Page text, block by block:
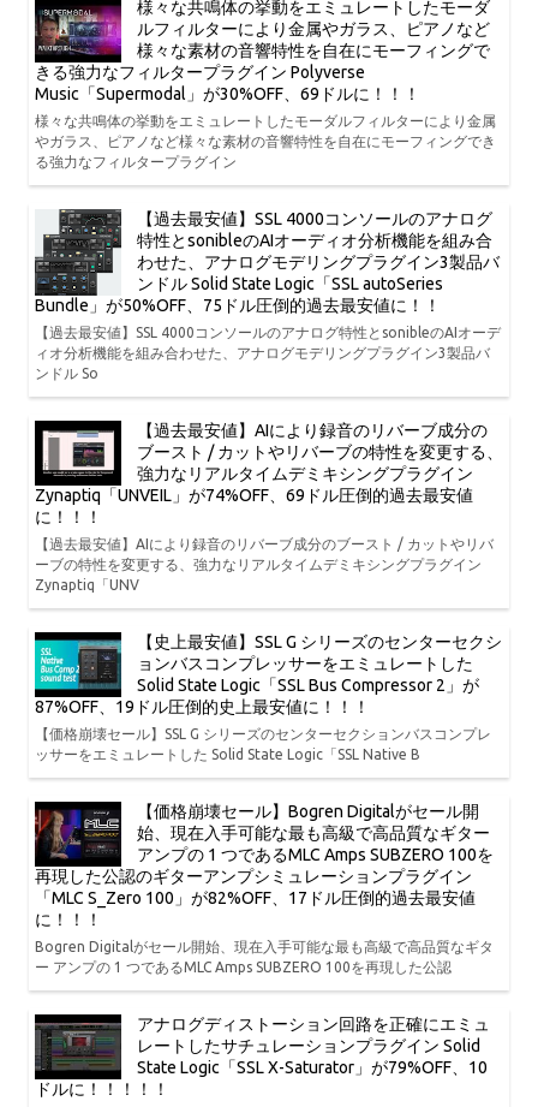
様々な共鳴体の挙動をエミュレートしたモーダ
ルフィルターにより金属やガラス、ピアノなど
様々な素材の音響特性を自在にモーフィングで
きる強力なフィルタープラグイン Polyverse
Music「Supermodal」が30%OFF、69ドルに！！！
様々な共鳴体の挙動をエミュレートしたモーダルフィルターにより金属
やガラス、ピアノなど様々な素材の音響特性を自在にモーフィングでき
る強力なフィルタープラグイン
【過去最安値】SSL 4000コンソールのアナログ
特性とsonibleのAIオーディオ分析機能を組み合
わせた、アナログモデリングプラグイン3製品バ
ンドル Solid State Logic「SSL autoSeries
Bundle」が50%OFF、75ドル圧倒的過去最安値に！！
【過去最安値】SSL 4000コンソールのアナログ特性とsonibleのAIオーデ
ィオ分析機能を組み合わせた、アナログモデリングプラグイン3製品バ
ンドル So
【過去最安値】AIにより録音のリバーブ成分の
ブースト / カットやリバーブの特性を変更する、
強力なリアルタイムデミキシングプラグイン
Zynaptiq「UNVEIL」が74%OFF、69ドル圧倒的過去最安値
に！！！
【過去最安値】AIにより録音のリバーブ成分のブースト / カットやリバ
ーブの特性を変更する、強力なリアルタイムデミキシングプラグイン
Zynaptiq「UNV
【史上最安値】SSL G シリーズのセンターセクシ
ョンバスコンプレッサーをエミュレートした
Solid State Logic「SSL Bus Compressor 2」が
87%OFF、19ドル圧倒的史上最安値に！！！
【価格崩壊セール】SSL G シリーズのセンターセクションバスコンプレ
ッサーをエミュレートした Solid State Logic「SSL Native B
【価格崩壊セール】Bogren Digitalがセール開
始、現在入手可能な最も高級で高品質なギター
アンプの 1 つであるMLC Amps SUBZERO 100を
再現した公認のギターアンプシミュレーションプラグイン
「MLC S_Zero 100」が82%OFF、17ドル圧倒的過去最安値
に！！！
Bogren Digitalがセール開始、現在入手可能な最も高級で高品質なギタ
ー アンプの 1 つであるMLC Amps SUBZERO 100を再現した公認
アナログディストーション回路を正確にエミュ
レートしたサチュレーションプラグイン Solid
State Logic「SSL X-Saturator」が79%OFF、10
ドルに！！！！！